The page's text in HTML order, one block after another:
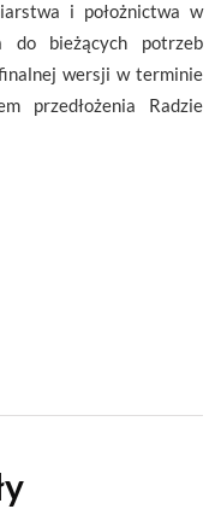
i położnictwa w
do bieżących potrzeb
wersji w terminie
przedłożenia Radzie